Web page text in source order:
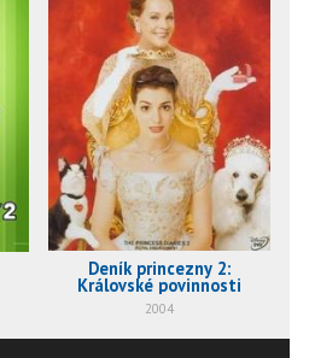
Deník princezny 2:
Královské povinnosti
2004